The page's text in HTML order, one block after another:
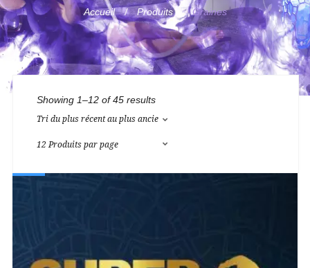
Accueil Produits Graines
Showing 1–12 of 45 results